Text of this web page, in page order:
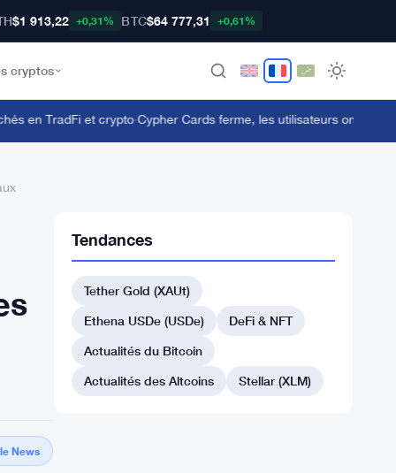
$1 913,22 +0,31% BTC$64 777,31 +0,61%
cryptos
en TradFi et crypto·Cypher Cards ferme, les utilisateurs ont
News
Tendances
Tether Gold (XAUt)
Ethena USDe (USDe)
DeFi & NFT
Actualités du Bitcoin
Actualités des Altcoins
Stellar (XLM)